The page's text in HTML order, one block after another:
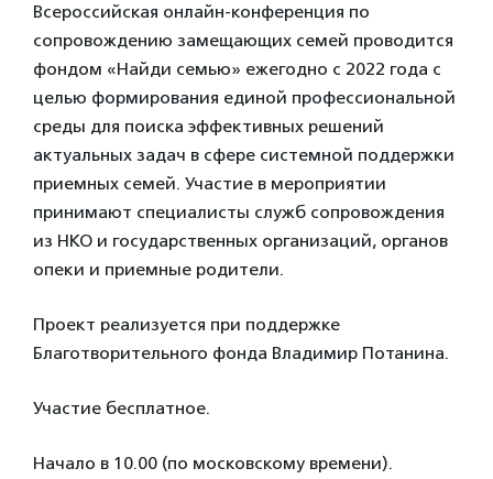
Всероссийская онлайн-конференция по
сопровождению замещающих семей проводится
фондом «Найди семью» ежегодно с 2022 года с
целью формирования единой профессиональной
среды для поиска эффективных решений
актуальных задач в сфере системной поддержки
приемных семей. Участие в мероприятии
принимают специалисты служб сопровождения
из НКО и государственных организаций, органов
опеки и приемные родители.
Проект реализуется при поддержке
Благотворительного фонда Владимир Потанина.
Участие бесплатное.
Начало в 10.00 (по московскому времени).